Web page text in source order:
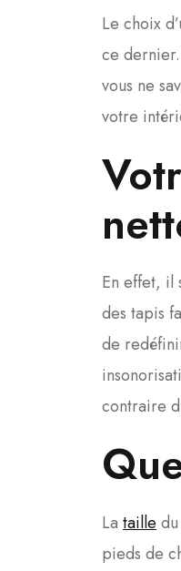
Le choix
ce
vous ne
votre
En effet, il
des tapis
de
contraire
La taille
pieds de